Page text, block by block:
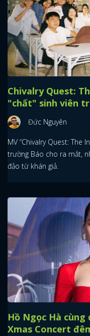
Chivalry Quest:
"chất" sinh viên
Đức Nguyên
MV “Chivalry Quest: The
trường Báo cho ra mắt,
đảo từ khán giả.
Hồ Ngọc Hà
Xmas Concert